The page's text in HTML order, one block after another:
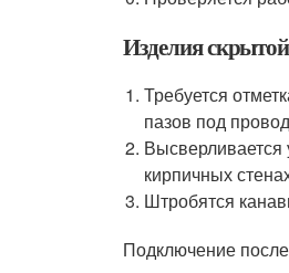
Изделия
Требуется
пазов под
кирпичных
Штробятся
Подключение